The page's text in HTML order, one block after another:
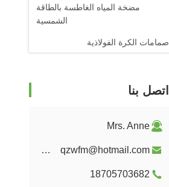
مضخة المياه الغاطسة بالطاقة
الشمسية
صمامات الكرة الفولاذية
جذور منفاخ
اتصل بنا
Mrs. Anne
wfmbeide@163.com qzwfm@hotmail.com
18705703682